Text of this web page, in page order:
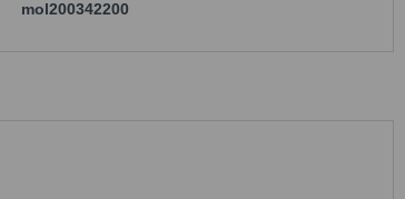
mol200342200